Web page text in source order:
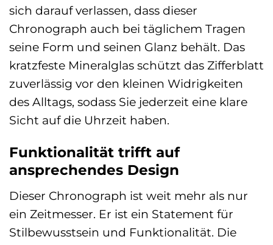
sich darauf verlassen, dass dieser
Chronograph auch bei täglichem Tragen
seine Form und seinen Glanz behält. Das
kratzfeste Mineralglas schützt das Zifferblatt
zuverlässig vor den kleinen Widrigkeiten
des Alltags, sodass Sie jederzeit eine klare
Sicht auf die Uhrzeit haben.
Funktionalität trifft auf
ansprechendes Design
Dieser Chronograph ist weit mehr als nur
ein Zeitmesser. Er ist ein Statement für
Stilbewusstsein und Funktionalität. Die